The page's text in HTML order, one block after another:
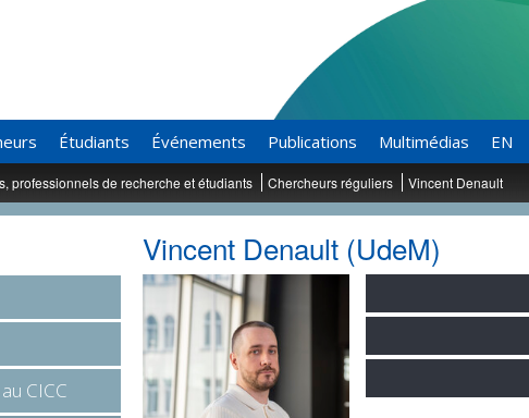
Étudiants Événements Publications Multimédias EN
professionnels de recherche et étudiants Chercheurs réguliers Vincent Denault
Vincent Denault (UdeM)
CICC